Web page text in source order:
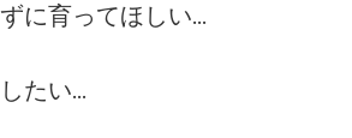
に育ってほしい…
たい…